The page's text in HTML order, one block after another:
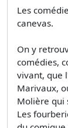
Les
canevas.
On y
comédies,
vivant, que
Marivaux,
Molière qui
Les